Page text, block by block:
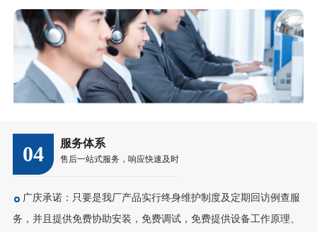
04 服务体系
售后一站式服务，响应快速及时
广庆承诺：只要是我厂产品实行终身维护制度及定期回访例查服
务，并且提供免费协助安装，免费调试，免费提供设备工作原理、